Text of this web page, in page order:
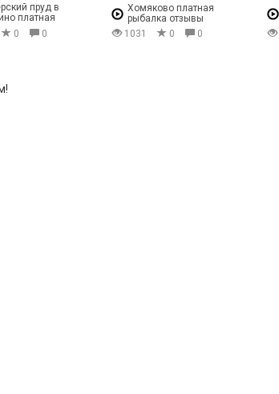
пруд в
платная
отзывы
0 0
Хомяково платная
рыбалка отзывы
1031
0 0